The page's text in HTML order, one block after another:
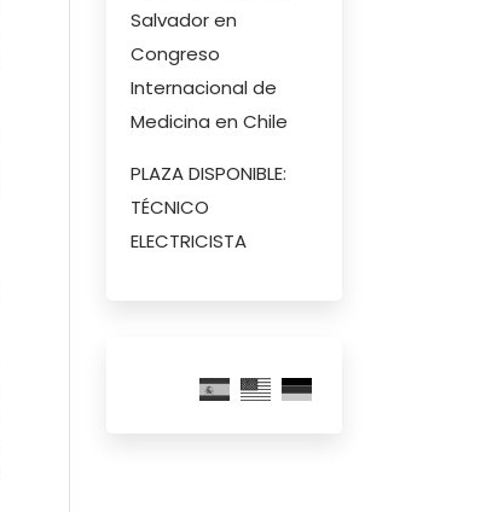
Salvador en
Congreso
Internacional de
Medicina en Chile
PLAZA DISPONIBLE:
TÉCNICO
ELECTRICISTA